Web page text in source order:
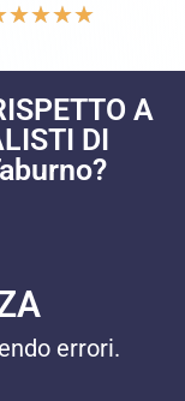
★★★★
A
DI
errori.